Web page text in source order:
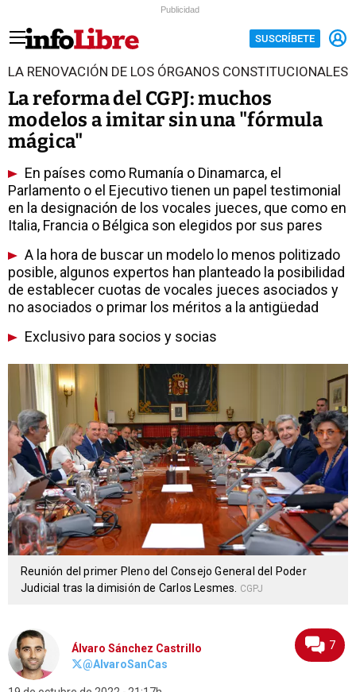
Publicidad
SUSCRÍBETE
LA RENOVACIÓN DE LOS ÓRGANOS CONSTITUCIONALES
La reforma del CGPJ: muchos
modelos a imitar sin una "fórmula
mágica"
En países como Rumanía o Dinamarca, el
Parlamento o el Ejecutivo tienen un papel testimonial
en la designación de los vocales jueces, que como en
Italia, Francia o Bélgica son elegidos por sus pares
A la hora de buscar un modelo lo menos politizado
posible, algunos expertos han planteado la posibilidad
de establecer cuotas de vocales jueces asociados y
no asociados o primar los méritos a la antigüedad
Exclusivo para socios y socias
Reunión del primer Pleno del Consejo General del Poder
Judicial tras la dimisión de Carlos Lesmes.
CGPJ
Álvaro Sánchez Castrillo
@AlvaroSanCas
7